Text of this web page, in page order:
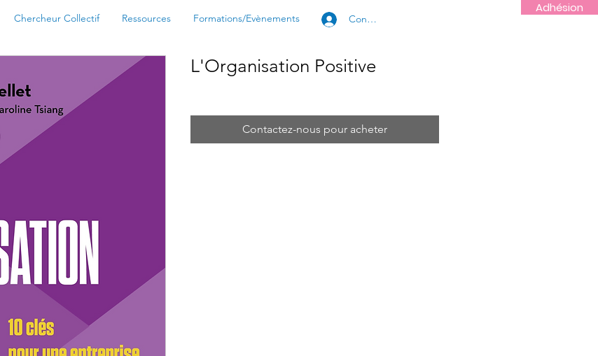
Adhésion
Chercheur Collectif Ressources Formations/Evènements Connexion
L'Organisation Positive
Contactez-nous pour acheter